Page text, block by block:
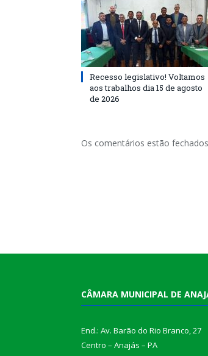
Recesso legislativo! Voltamos
aos trabalhos dia 15 de agosto
de 2026
Os comentários estão
CÂMARA MUNICIPAL DE
End.: Av. Barão do Rio Branco, 27
Centro – Anajás – PA